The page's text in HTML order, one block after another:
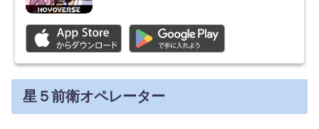
星５前衛オペレーター